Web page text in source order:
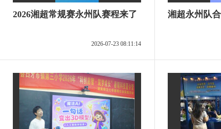
2026湘超常规赛永州队赛程来了
2026-07-23 08:11:14
湘超永州队